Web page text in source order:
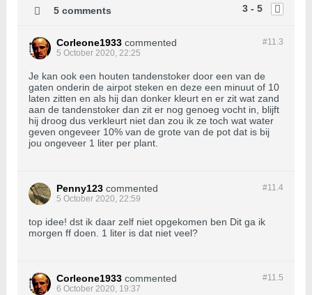
3 - 5
5 comments
#11.3
Corleone1933 commented
5 October 2020, 22:25
Je kan ook een houten tandenstoker door een van de
gaten onderin de airpot steken en deze een minuut of 10
laten zitten en als hij dan donker kleurt en er zit wat zand
aan de tandenstoker dan zit er nog genoeg vocht in, blijft
hij droog dus verkleurt niet dan zou ik ze toch wat water
geven ongeveer 10% van de grote van de pot dat is bij
jou ongeveer 1 liter per plant.
#11.4
Penny123 commented
5 October 2020, 22:59
top idee! dst ik daar zelf niet opgekomen ben Dit ga ik
morgen ff doen. 1 liter is dat niet veel?
#11.5
Corleone1933 commented
6 October 2020, 19:37